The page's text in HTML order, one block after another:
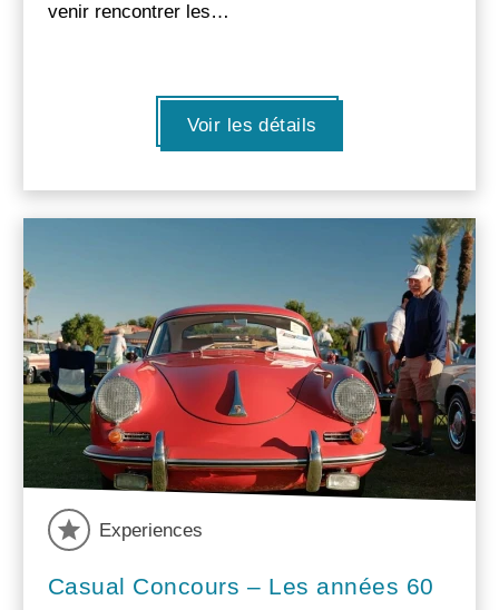
venir rencontrer les…
Voir les détails
Experiences
Casual Concours – Les années 60